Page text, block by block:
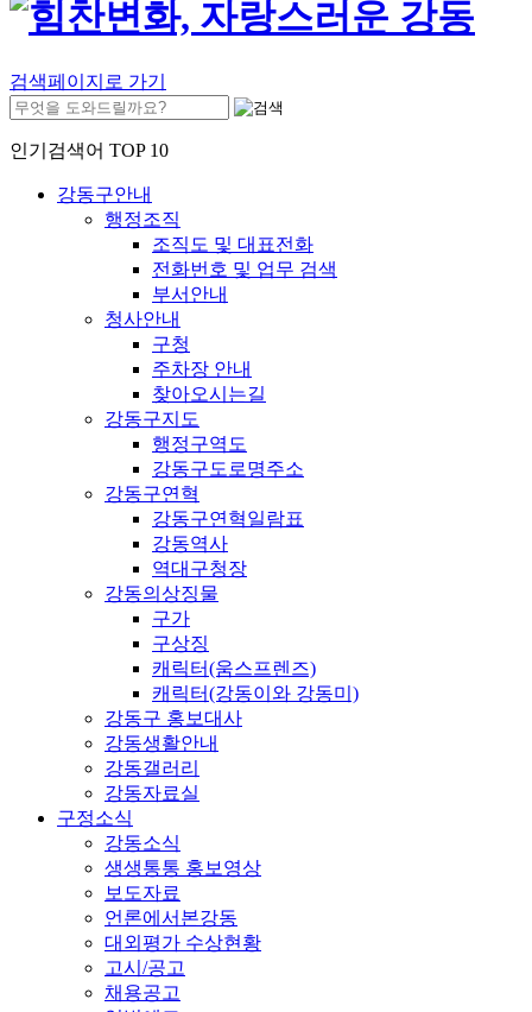
검색페이지로 가기
인기검색어 TOP 10
강동구안내
행정조직
조직도 및 대표전화
전화번호 및 업무 검색
부서안내
청사안내
구청
주차장 안내
찾아오시는길
강동구지도
행정구역도
강동구도로명주소
강동구연혁
강동구연혁일람표
강동역사
역대구청장
강동의상징물
구가
구상징
캐릭터(움스프렌즈)
캐릭터(강동이와 강동미)
강동구 홍보대사
강동생활안내
강동갤러리
강동자료실
구정소식
강동소식
생생통통 홍보영상
보도자료
언론에서본강동
대외평가 수상현황
고시/공고
채용공고